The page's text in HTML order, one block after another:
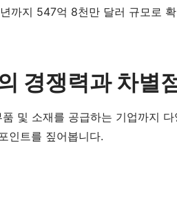
까지 547억 8천만 달러 규모로 확
경쟁력과 차별
및 소재를 공급하는 기업까지 다
인트를 짚어봅니다.